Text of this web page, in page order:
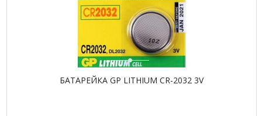
БАТАРЕЙКА GP LITHIUM CR-2032 3V